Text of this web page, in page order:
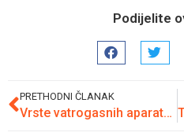
Podijelite
PRETHODNI ČLANAK
Vrste vatrogasnih aparata za različite klase požara